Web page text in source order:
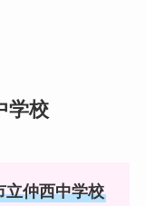
学校
立仲西中学校